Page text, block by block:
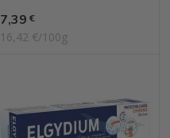
Prix
7,39 €
16,42 €/100g